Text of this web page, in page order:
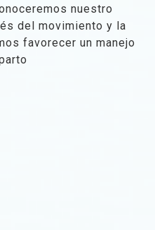
nuestro
del movimiento y la
favorecer un manejo